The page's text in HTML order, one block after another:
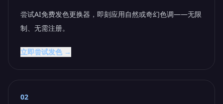
尝试AI免费发色更换器，即刻应用自然或奇幻色调——无限
制、无需注册。
立即尝试发色 →
02